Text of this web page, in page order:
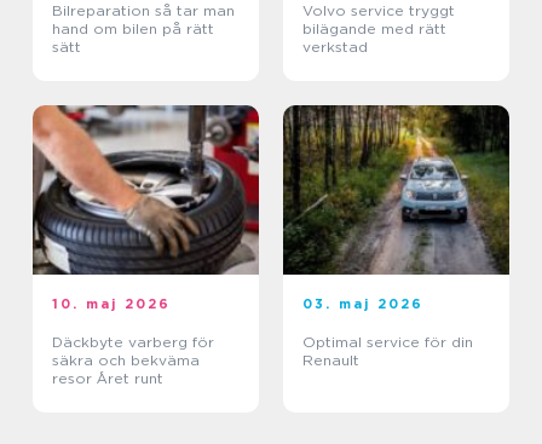
Bilreparation så tar man
hand om bilen på rätt
sätt
Volvo service tryggt
bilägande med rätt
verkstad
10. maj 2026
Däckbyte varberg för
säkra och bekväma
resor Året runt
03. maj 2026
Optimal service för din
Renault